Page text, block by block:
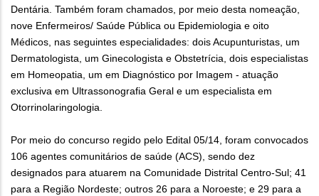
Dentária. Também foram chamados, por meio desta nomeação,
nove Enfermeiros/ Saúde Pública ou Epidemiologia e oito
Médicos, nas seguintes especialidades: dois Acupunturistas, um
Dermatologista, um Ginecologista e Obstetrícia, dois especialistas
em Homeopatia, um em Diagnóstico por Imagem - atuação
exclusiva em Ultrassonografia Geral e um especialista em
Otorrinolaringologia.
Por meio do concurso regido pelo Edital 05/14, foram convocados
106 agentes comunitários de saúde (ACS), sendo dez
designados para atuarem na Comunidade Distrital Centro-Sul; 41
para a Região Nordeste; outros 26 para a Noroeste; e 29 para a